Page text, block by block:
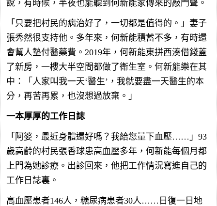
說，有時候，半夜也能聽到何新能家傳來的敲門聲。
「只要把村民的病治好了，一切都是值得的。」妻子
張秀然很支持他。多年來，何新能積蓄不多，有時還
會幫人墊付醫藥費。2019年，何新能東拼西湊借錢蓋
了新房，一樓大半空間都做了衛生室。何新能樂在其
中：「人家叫我一天‘醫生’，我就要盡一天醫生的本
分，再苦再累，也沒想過放棄。」
一本厚厚的工作日誌
「阿婆，最近身體還好嗎？我給您量下血壓……」93
歲高齡的村民張香球患高血壓多年，何新能每個月都
上門為她診療。出診回來，他把工作情況寫進自己的
工作日誌裏。
高血壓患者146人，糖尿病患者30人……日復一日地